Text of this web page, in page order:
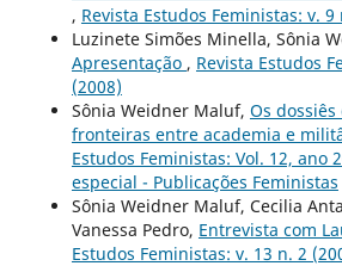
, Revista Estudos Feministas: v. 9
Luzinete Simões Minella, Sônia
Apresentação , Revista Estudos
(2008)
Sônia Weidner Maluf, Os dossiês
fronteiras entre academia e
Estudos Feministas: Vol. 12, ano
especial - Publicações Feministas
Sônia Weidner Maluf, Cecilia
Vanessa Pedro, Entrevista com
Estudos Feministas: v. 13 n. 2